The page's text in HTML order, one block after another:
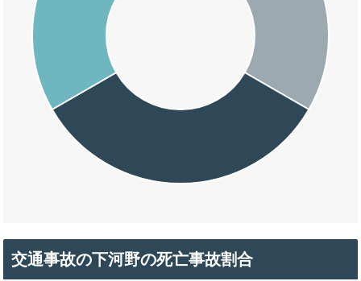
交通事故の下河野の死亡事故割合